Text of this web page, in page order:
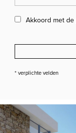
Akkoord met de
* verplichte velden